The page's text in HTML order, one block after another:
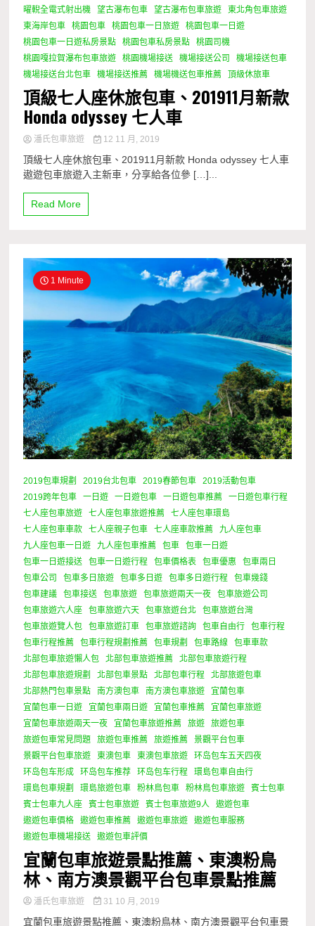
曜輗全電式射出機 望古瀑布包車 望古瀑布包車旅遊
東北角包車旅遊
東海岸包車
桃園包車 桃園包車一日旅遊
桃園包車一日遊
桃園包車一日遊私房景點
桃園包車私房景點
桃園司機
桃園嘎拉賀瀑布包車旅遊
桃園機場接送 機場接送公司
機場接送包車
機場接送台北包車
機場接送推薦 機場機送包車推薦 頂級休旅車
頂級七人座休旅包車、201911月新款
Honda odyssey 七人車
潘氏包車旅遊 12 11 月, 2019
頂級七人座休旅包車、201911月新款 Honda odyssey 七人車
遨遊包車旅遊入主新車，分享給各位參 […]...
Read More
1 Minute
2019包車規劃 2019台北包車 2019春節包車
2019活動包車
2019跨年包車
一日遊 一日遊包車 一日遊包車推薦
一日遊包車行程
七人座包車旅遊
七人座包車旅遊推薦
七人座包車環島
七人座包車車款
七人座親子包車 七人座車款推薦
九人座包車
九人座包車一日遊
九人座包車推薦 包車
包車一日遊
包車一日遊接送
包車一日遊行程 包車價格表 包車優惠
包車兩日
包車公司
包車多日旅遊 包車多日遊 包車多日遊行程
包車幾錢
包車建議
包車接送 包車旅遊 包車旅遊兩天一夜
包車旅遊公司
包車旅遊六人座
包車旅遊六天 包車旅遊台北
包車旅遊台灣
包車旅遊覽人包
包車旅遊訂車 包車旅遊諮詢 包車自由行
包車行程
包車行程推薦
包車行程規劃推薦 包車規劃 包車路線
包車車款
北部包車旅遊懶人包
北部包車旅遊推薦
北部包車旅遊行程
北部包車旅遊規劃
北部包車景點 北部包車行程
北部旅遊包車
北部熱門包車景點
南方澳包車 南方澳包車旅遊
宜蘭包車
宜蘭包車一日遊
宜蘭包車兩日遊 宜蘭包車推薦
宜蘭包車旅遊
宜蘭包車旅遊兩天一夜
宜蘭包車旅遊推薦 旅遊
旅遊包車
旅遊包車常見問題
旅遊包車推薦 旅遊推薦
景觀平台包車
景觀平台包車旅遊
東澳包車 東澳包車旅遊
环岛包车五天四夜
环岛包车形成
环岛包车推荐 环岛包车行程
環島包車自由行
環島包車規劃
環島旅遊包車 粉林鳥包車 粉林鳥包車旅遊
賓士包車
賓士包車九人座
賓士包車旅遊 賓士包車旅遊9人
遨遊包車
遨遊包車價格
遨遊包車推薦 遨遊包車旅遊
遨遊包車服務
遨遊包車機場接送
遨遊包車評價
宜蘭包車旅遊景點推薦、東澳粉鳥
林、南方澳景觀平台包車景點推薦
潘氏包車旅遊 31 10 月, 2019
宜蘭包車旅遊景點推薦、東澳粉鳥林、南方澳景觀平台包車景